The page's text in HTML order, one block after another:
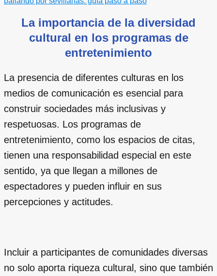
La importancia de la diversidad
cultural en los programas de
entretenimiento
La presencia de diferentes culturas en los
medios de comunicación es esencial para
construir sociedades más inclusivas y
respetuosas. Los programas de
entretenimiento, como los espacios de citas,
tienen una responsabilidad especial en este
sentido, ya que llegan a millones de
espectadores y pueden influir en sus
percepciones y actitudes.
Incluir a participantes de comunidades diversas
no solo aporta riqueza cultural, sino que también